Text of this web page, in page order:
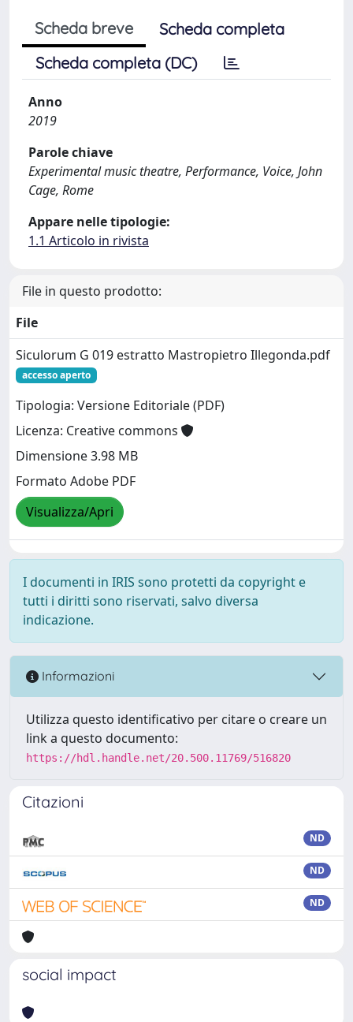
Scheda breve
Scheda completa
Scheda completa (DC)
Anno
2019
Parole chiave
Experimental music theatre, Performance, Voice, John
Cage, Rome
Appare nelle tipologie:
1.1 Articolo in rivista
File in questo prodotto:
File
Siculorum G 019 estratto Mastropietro Illegonda.pdf
accesso aperto
Tipologia: Versione Editoriale (PDF)
Licenza: Creative commons
Dimensione 3.98 MB
Formato Adobe PDF
Visualizza/Apri
I documenti in IRIS sono protetti da copyright e
tutti i diritti sono riservati, salvo diversa
indicazione.
Informazioni
Utilizza questo identificativo per citare o creare un
link a questo documento:
https://hdl.handle.net/20.500.11769/516820
Citazioni
ND
ND
ND
social impact